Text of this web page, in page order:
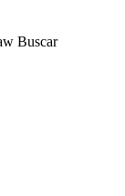
Buscar